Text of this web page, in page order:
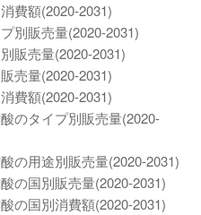
費額(2020-2031)
別販売量(2020-2031)
販売量(2020-2031)
売量(2020-2031)
費額(2020-2031)
のタイプ別販売量(2020-
の用途別販売量(2020-2031)
の国別販売量(2020-2031)
の国別消費額(2020-2031)